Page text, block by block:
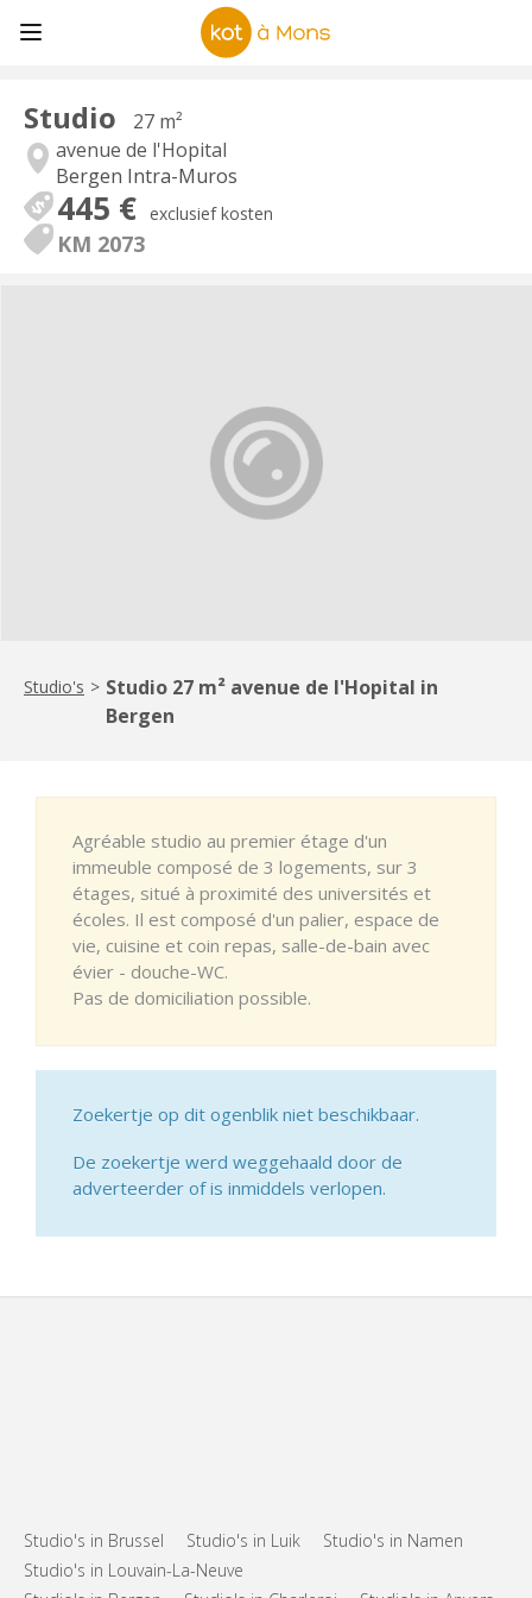
Studio
27 m²
avenue de l'Hopital
Bergen Intra-Muros
445 € exclusief kosten
KM 2073
Studio's > Studio 27 m² avenue de l'Hopital in
Bergen
Agréable studio au premier étage d'un
immeuble composé de 3 logements, sur 3
étages, situé à proximité des universités et
écoles. Il est composé d'un palier, espace de
vie, cuisine et coin repas, salle-de-bain avec
évier - douche-WC.
Pas de domiciliation possible.
Zoekertje op dit ogenblik niet beschikbaar.
De zoekertje werd weggehaald door de
adverteerder of is inmiddels verlopen.
Studio's in Brussel Studio's in Luik
Studio's in Namen
Studio's in Louvain-La-Neuve